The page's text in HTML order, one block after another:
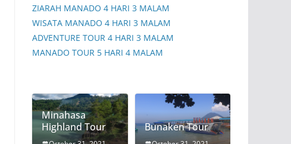
ZIARAH MANADO 4 HARI 3 MALAM
WISATA MANADO 4 HARI 3 MALAM
ADVENTURE TOUR 4 HARI 3 MALAM
MANADO TOUR 5 HARI 4 MALAM
Minahasa
Highland Tour
Bunaken Tour